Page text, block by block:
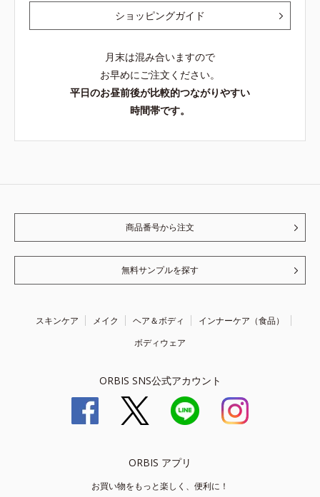
ショッピングガイド
月末は混み合いますので
お早めにご注文ください。
平日のお昼前後が比較的つながりやすい
時間帯です。
商品番号から注文
無料サンプルを探す
スキンケア メイク ヘア＆ボディ
インナーケア（食品）
ボディウェア
ORBIS SNS公式アカウント
ORBIS アプリ
お買い物をもっと楽しく、便利に！